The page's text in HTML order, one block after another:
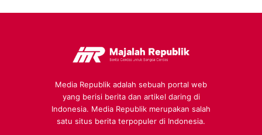
Media Republik adalah sebuah portal web
yang berisi berita dan artikel daring di
Indonesia. Media Republik merupakan salah
satu situs berita terpopuler di Indonesia.